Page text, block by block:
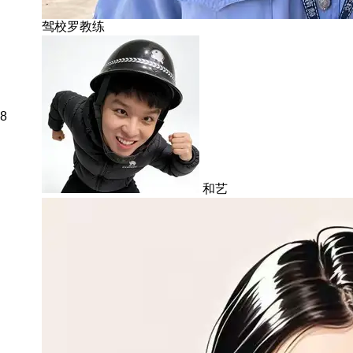
驾校罗教练
8
和艺